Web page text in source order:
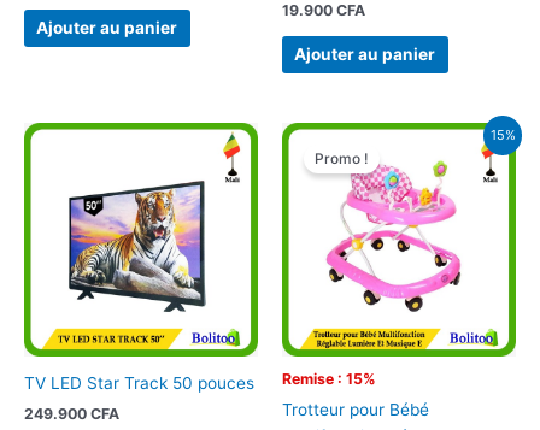
Ajouter au panier
19.900 CFA
Ajouter au panier
TV LED Star Track 50 pouces
249.900 CFA
15%
Remise : 15%
Promo !
Trotteur pour Bébé
Le
initial
était :
19.900 CFA.
Le
actuel
17.000 CFA.